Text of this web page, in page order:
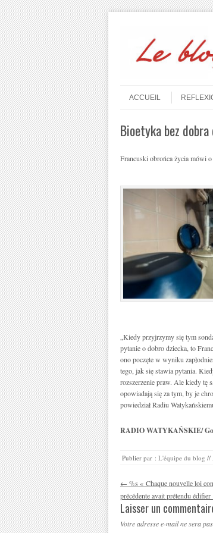
Menu
ACCUEIL
Bioetyka bez
Francuski obrońca życia mówi
„Kiedy przyjrzymy się tym
pytanie o dobro dziecka, to
ono poczęte w wyniku
tego, jak się stawia pytania.
rozszerzenie praw. Ale kiedy tę
opowiadają się za tym, by je
powiedział Radiu
RADIO WATYKAŃSKIE/
Publier par : L'équipe du blog //
Navigation des articles
← %s « Chaque nouvelle loi
précédente avait prétendu édifier
Laisser un
Votre adresse e-mail ne sera